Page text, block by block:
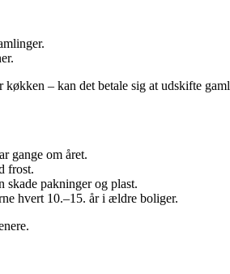
– kan det betale sig at udskifte
gange om året.
frost.
pakninger og plast.
hvert 10.–15. år i ældre boliger.